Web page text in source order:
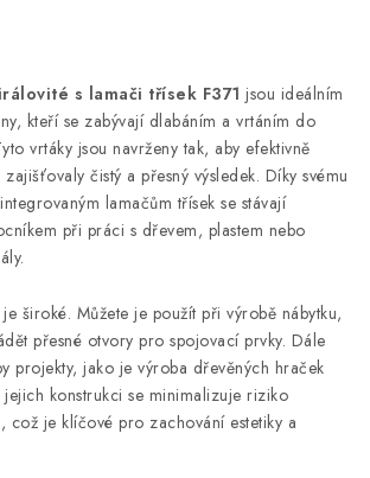
s lamači třísek F371 jsou ideálním
kteří se zabývají dlabáním a vrtáním do
vrtáky jsou navrženy tak, aby efektivně
čistý a přesný výsledek. Díky svému
lamačům třísek se stávají
při práci s dřevem, plastem nebo
široké. Můžete je použít při výrobě nábytku,
přesné otvory pro spojovací prvky. Dále
projekty, jako je výroba dřevěných hraček
konstrukci se minimalizuje riziko
což je klíčové pro zachování estetiky a